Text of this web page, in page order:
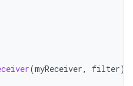
(myReceiver, filter)